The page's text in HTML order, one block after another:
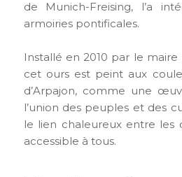
de Munich-Freising, l’a
armoiries pontificales.
Installé en 2010 par le
cet ours est peint aux
d’Arpajon, comme une
l’union des peuples et des
le lien chaleureux entre les
accessible à tous.